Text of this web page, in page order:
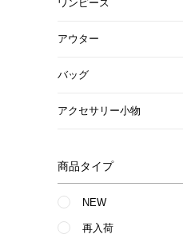
ワンピース
アウター
バッグ
アクセサリー小物
商品タイプ
NEW
再入荷